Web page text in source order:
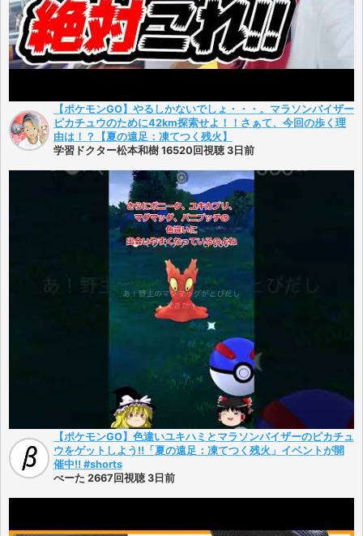
【ポケモンGO】やるしかないでしょ・・・。マラソンバイザー
ピカチュウのために42km探索せよ！！さぁて、今回の歩く理
由は！？【夏の遠足：凍てつく残火】
学習ドクター松本和樹 16520回視聴 3日前
【ポケモンGO】色違いユキハミとマラソンバイザーのピカチュ
ウをゲットしよう‼「夏の遠足：凍てつく残火」イベントが開
催中‼ #shorts
べーた 2667回視聴 3日前